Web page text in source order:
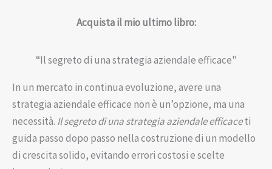
Acquista il mio ultimo libro:
“Il segreto di una strategia aziendale efficace"
In un mercato in continua evoluzione, avere una
strategia aziendale efficace non è un’opzione, ma una
necessità. Il segreto di una strategia aziendale efficaceti
guida passo dopo passo nella costruzione di un modello
di crescita solido, evitando errori costosi e scelte